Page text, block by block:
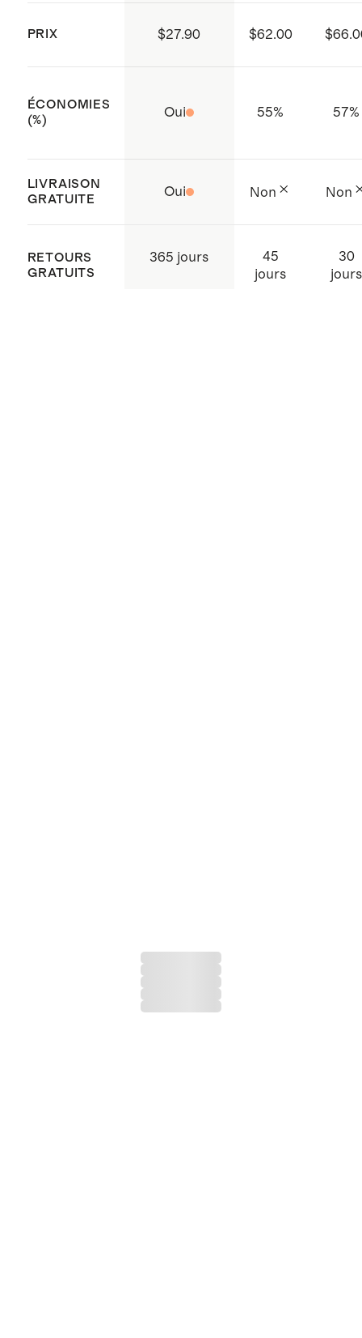
l’absence de substances
boutons
PRIX $27.90 $62.00
ÉCONOMIES
(%)
Oui 55% 57%
LIVRAISON
GRATUITE
Oui Non Non
RETOURS
GRATUITS
365 jours
45
jours
30
jours